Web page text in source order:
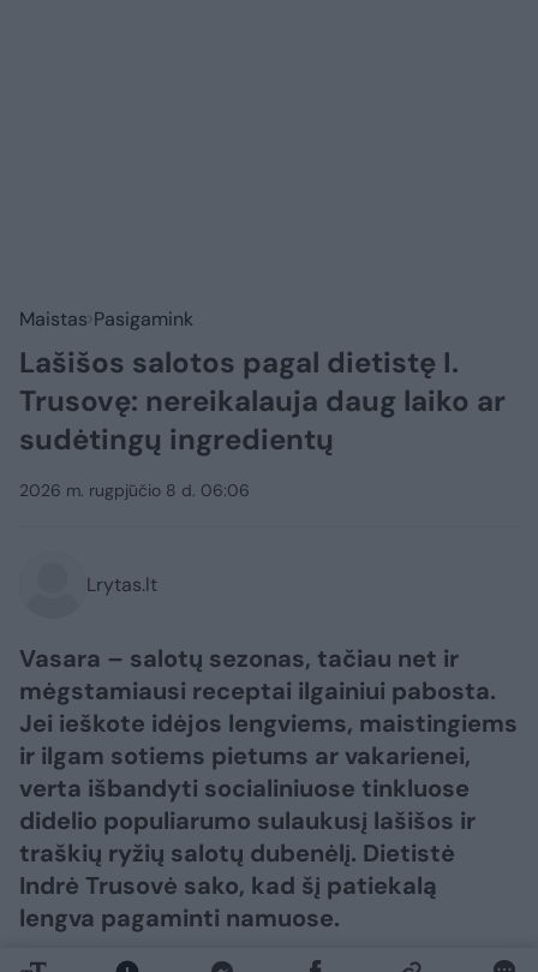
Maistas Pasigamink
Lašišos salotos pagal dietistę I.
Trusovę: nereikalauja daug laiko ar
sudėtingų ingredientų
2026 m. rugpjūčio 8 d. 06:06
Lrytas.lt
Vasara – salotų sezonas, tačiau net ir
mėgstamiausi receptai ilgainiui pabosta.
Jei ieškote idėjos lengviems, maistingiems
ir ilgam sotiems pietums ar vakarienei,
verta išbandyti socialiniuose tinkluose
didelio populiarumo sulaukusį lašišos ir
traškių ryžių salotų dubenėlį. Dietistė
Indrė Trusovė sako, kad šį patiekalą
lengva pagaminti namuose.